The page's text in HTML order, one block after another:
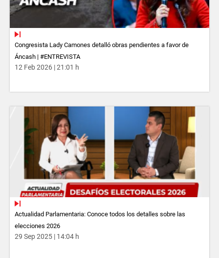
Congresista Lady Camones detalló obras pendientes a favor de
Áncash | #ENTREVISTA
12 Feb 2026 | 21:01 h
Actualidad Parlamentaria: Conoce todos los detalles sobre las
elecciones 2026
29 Sep 2025 | 14:04 h